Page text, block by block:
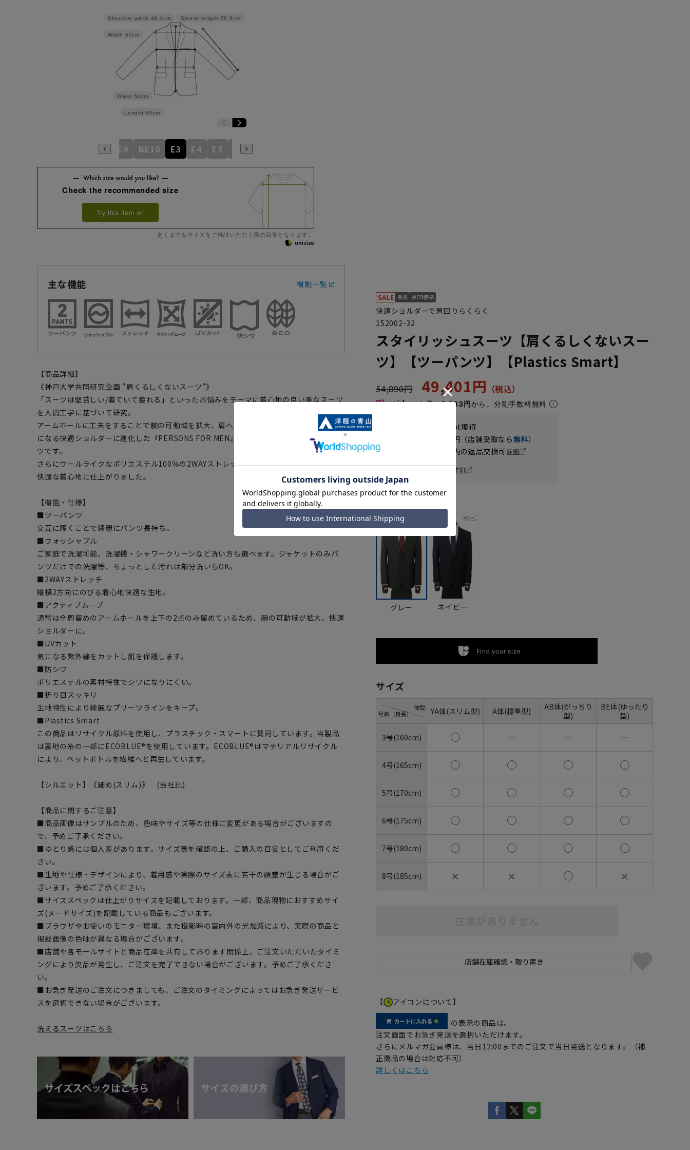
Sleeve length 56.5cm
Length 69cm
Waist 54cm
Width 60cm
Shoulder width 49.1cm
BE8 BE9 BE10 E3 E4 E5 E6
Check the recommended size
Try this item on
あくまでもサイズをご検討いただく際の目安となります。
主な機能 機能一覧
【商品詳細】
《神戸大学共同研究企画 "肩くるしくないスーツ"》
「スーツは堅苦しい/着ていて疲れる」といったお悩みをテーマに着心地の良い楽なスーツ
を人間工学に基づいて研究。
アームホールに工夫をすることで腕の可動域を拡大、肩への着圧が1/5、腕の上げ下げが楽
になる快適ショルダーに進化した『PERSONS FOR MEN』ブランドのスタイリッシュスー
ツです。
さらにウールライクなポリエステル100％の2WAYストレッチ生地を採用、伸長率も高く、
快適な着心地に仕上がりました。
【機能・仕様】
■ツーパンツ
交互に履くことで綺麗にパンツ長持ち。
■ウォッシャブル
ご家庭で洗濯可能、洗濯機・シャワークリーンなど洗い方も選べます。ジャケットのみパ
ンツだけでの洗濯等、ちょっとした汚れは部分洗いもOK。
■2WAYストレッチ
縦横2方向にのびる着心地快適な生地。
■アクティブムーブ
通常は全周留めのアームホールを上下の2点のみ留めているため、腕の可動域が拡大、快適
ショルダーに。
■UVカット
気になる紫外線をカットし肌を保護します。
■防シワ
ポリエステルの素材特性でシワになりにくい。
■折り目スッキリ
生地特性により綺麗なプリーツラインをキープ。
■Plastics Smart
この商品はリサイクル原料を使用し、プラスチック・スマートに賛同しています。当製品
は裏地の糸の一部にECOBLUE®を使用しています。ECOBLUE®はマテリアルリサイクル
により、ペットボトルを繊維へと再生しています。
【シルエット】《細め(スリム)》 (当社比)
【商品に関するご注意】
■商品画像はサンプルのため、色味やサイズ等の仕様に変更がある場合がございますの
で、予めご了承ください。
■ゆとり感には個人差があります。サイズ表を確認の上、ご購入の目安としてご利用くだ
さい。
■生地や仕様・デザインにより、着用感や実際のサイズ表に若干の誤差が生じる場合がご
ざいます。予めご了承ください。
■サイズスペックは仕上がりサイズを記載しております。一部、商品現物におすすめサイ
ズ(ヌードサイズ)を記載している商品もございます。
■ブラウザやお使いのモニター環境、また撮影時の室内外の光加減により、実際の商品と
掲載画像の色味が異なる場合がございます。
■店舗や各モールサイトと商品在庫を共有しております関係上、ご注文いただいたタイミ
ングにより欠品が発生し、ご注文を完了できない場合がございます。予めご了承くださ
い。
■お急ぎ発送のご注文につきましても、ご注文のタイミングによってはお急ぎ発送サービ
スを選択できない場合がございます。
洗えるスーツはこちら
快適ショルダーで肩回りらくらく
152002-32
スタイリッシュスーツ【肩くるしくないスー
ツ】【ツーパンツ】【Plastics Smart】
54,890円 49,401円
なら月々8,233円から。分割手数料無料
pt獲得
円（店舗受取なら無料）
日以内の返品交換可詳細
詳細
カラー
グレー ネイビー
Find your size
サイズ
号数（身長）
体型 YA体(スリム型) A体(標準型)
AB体(がっちり
型)
BE体(ゆったり
型)
3号(160cm) ― ― ―
4号(165cm)
5号(170cm)
6号(175cm)
7号(180cm)
8号(185cm) ✕ ✕ ✕
【 アイコンについて】
の表示の商品は、
注文画面でお急ぎ発送を選択いただけます。
さらにメルマガ会員様は、当日12:00までのご注文で当日発送となります。（補
正商品の場合は対応不可）
詳しくはこちら